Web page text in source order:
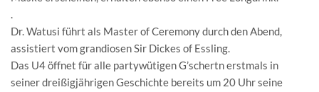
.
Dr. Watusi führt als Master of Ceremony durch den Abend,
assistiert vom grandiosen Sir Dickes of Essling.
Das U4 öffnet für alle partywütigen G’schertn erstmals in
seiner dreißigjährigen Geschichte bereits um 20 Uhr seine